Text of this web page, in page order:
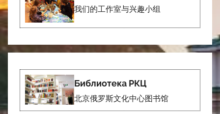
我们的工作室与兴趣小组
Библиотека РКЦ
北京俄罗斯文化中心图书馆